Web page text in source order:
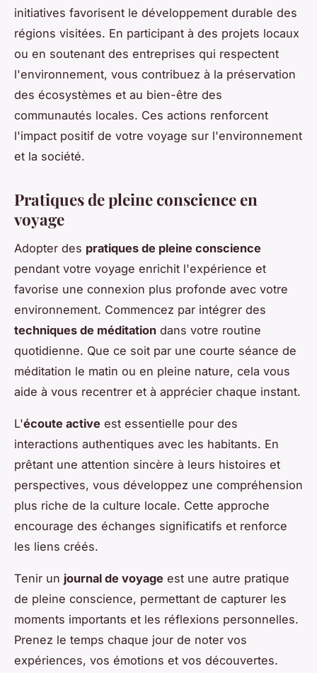
initiatives favorisent le développement durable des
régions visitées. En participant à des projets locaux
ou en soutenant des entreprises qui respectent
l'environnement, vous contribuez à la préservation
des écosystèmes et au bien-être des
communautés locales. Ces actions renforcent
l'impact positif de votre voyage sur l'environnement
et la société.
Pratiques de pleine conscience en
voyage
Adopter des pratiques de pleine conscience
pendant votre voyage enrichit l'expérience et
favorise une connexion plus profonde avec votre
environnement. Commencez par intégrer des
techniques de méditation dans votre routine
quotidienne. Que ce soit par une courte séance de
méditation le matin ou en pleine nature, cela vous
aide à vous recentrer et à apprécier chaque instant.
L'écoute active est essentielle pour des
interactions authentiques avec les habitants. En
prêtant une attention sincère à leurs histoires et
perspectives, vous développez une compréhension
plus riche de la culture locale. Cette approche
encourage des échanges significatifs et renforce
les liens créés.
Tenir un journal de voyage est une autre pratique
de pleine conscience, permettant de capturer les
moments importants et les réflexions personnelles.
Prenez le temps chaque jour de noter vos
expériences, vos émotions et vos découvertes.